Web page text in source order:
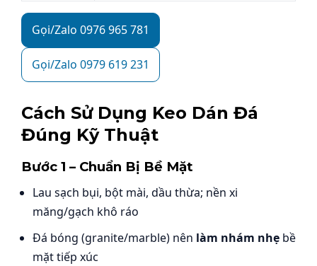
Gọi/Zalo 0976 965 781
Gọi/Zalo 0979 619 231
Cách Sử Dụng Keo Dán Đá
Đúng Kỹ Thuật
Bước 1 – Chuẩn Bị Bề Mặt
Lau sạch bụi, bột mài, dầu thừa; nền xi
măng/gạch khô ráo
Đá bóng (granite/marble) nên làm nhám nhẹbề
mặt tiếp xúc